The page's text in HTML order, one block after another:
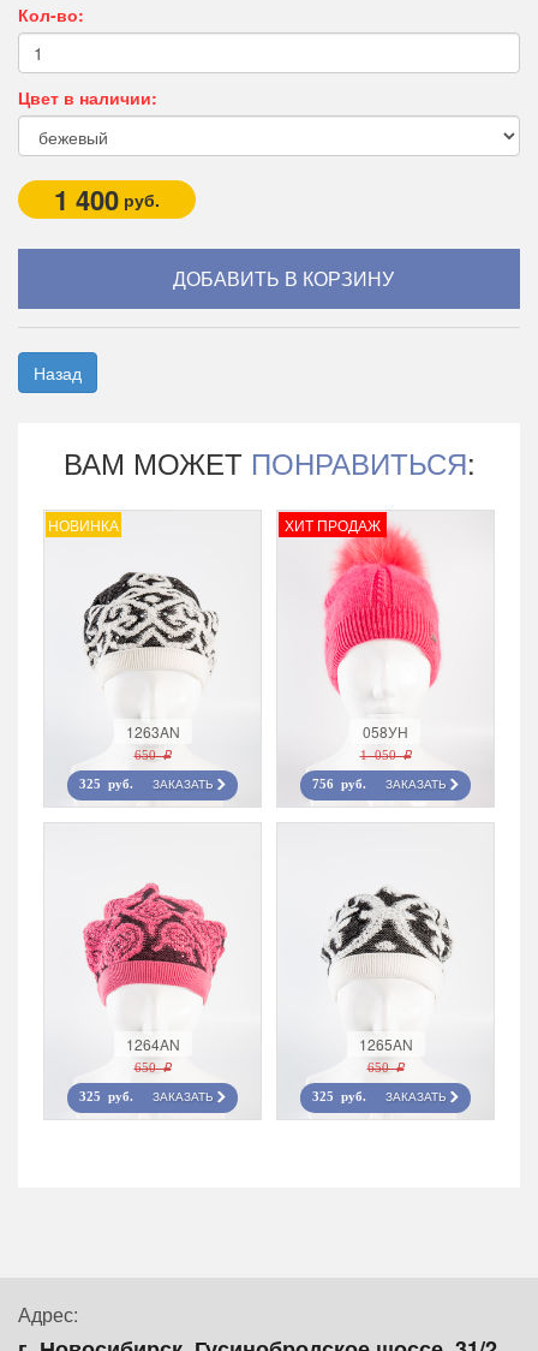
Кол-во:
Цвет в наличии:
1 400 руб.
Назад
ВАМ МОЖЕТ ПОНРАВИТЬСЯ:
НОВИНКА
1263AN
650 r
325 руб. ЗАКАЗАТЬ
ХИТ ПРОДАЖ
058УН
1 050 r
756 руб. ЗАКАЗАТЬ
1264AN
650 r
325 руб. ЗАКАЗАТЬ
1265AN
650 r
325 руб. ЗАКАЗАТЬ
Адрес: